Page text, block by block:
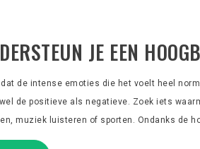
JE EEN
dat de intense emoties die het voelt heel
de positieve als negatieve. Zoek iets
muziek luisteren of sporten. Ondanks de